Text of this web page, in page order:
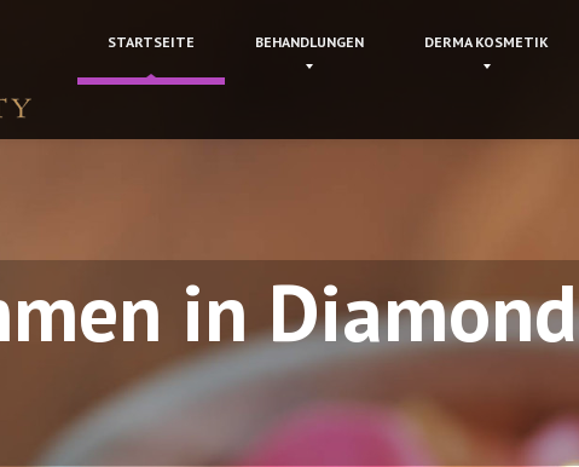
STARTSEITE BEHANDLUNGEN DERMAKOSMETIK
in Diamond